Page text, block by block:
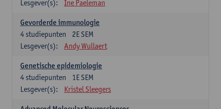
Lesgever(s):
Ine Paeleman
Gevorderde immunologie
2E SEM
4studiepunten
Lesgever(s):
Andy Wullaert
Genetische epidemiologie
1E SEM
4studiepunten
Lesgever(s):
Kristel Sleegers